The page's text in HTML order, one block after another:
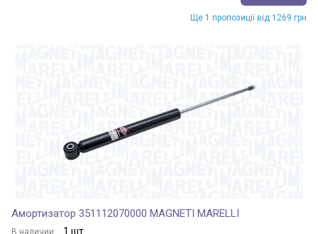
Ще 1 пропозиції від 1269 грн
Амортизатор 351112070000 MAGNETI MARELLI
В наличии: 1 шт.